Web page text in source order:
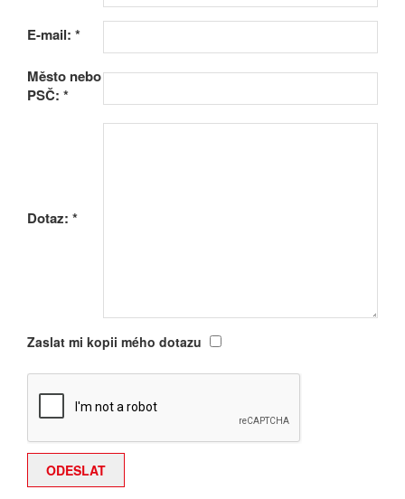
E-mail: *
Město nebo
PSČ: *
Dotaz: *
Zaslat mi kopii mého dotazu